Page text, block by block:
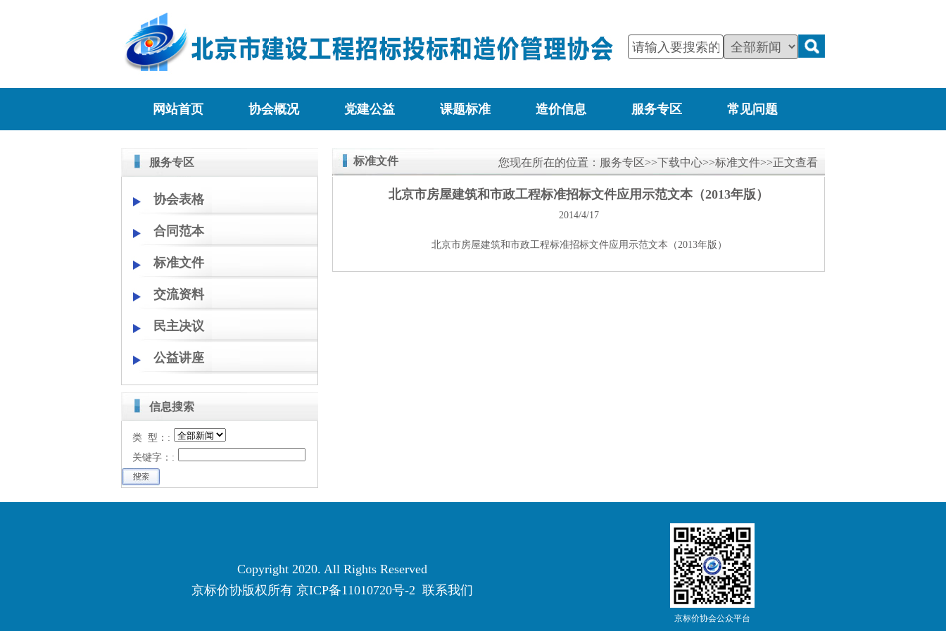
网站首页 协会概况 党建公益 课题标准 造价信息 服务专区 常见问题
服务专区
协会表格
合同范本
标准文件
交流资料
民主决议
公益讲座
信息搜索
类 型：:
关键字：:
标准文件 您现在所在的位置： 服务专区>>下载中心>>标准文件>>正文查看
北京市房屋建筑和市政工程标准招标文件应用示范文本（2013年版）
2014/4/17
北京市房屋建筑和市政工程标准招标文件应用示范文本（2013年版）
Copyright 2020. All Rights Reserved
京标价协版权所有 京ICP备11010720号-2 联系我们
京标价协会公众平台